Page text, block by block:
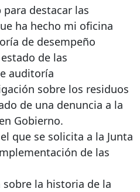
destacar las
ha hecho mi oficina
de desempeño
de las
auditoría
sobre los residuos
de una denuncia a la
Gobierno.
que se solicita a la Junta
de las
la historia de la